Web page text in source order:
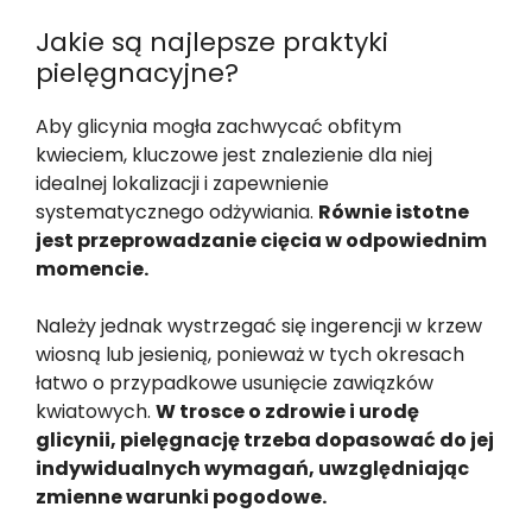
Jakie są najlepsze praktyki
pielęgnacyjne?
Aby glicynia mogła zachwycać obfitym
kwieciem, kluczowe jest znalezienie dla niej
idealnej lokalizacji i zapewnienie
systematycznego odżywiania. Równie istotne
jest przeprowadzanie cięcia w odpowiednim
momencie.
Należy jednak wystrzegać się ingerencji w krzew
wiosną lub jesienią, ponieważ w tych okresach
łatwo o przypadkowe usunięcie zawiązków
kwiatowych. W trosce o zdrowie i urodę
glicynii, pielęgnację trzeba dopasować do jej
indywidualnych wymagań, uwzględniając
zmienne warunki pogodowe.